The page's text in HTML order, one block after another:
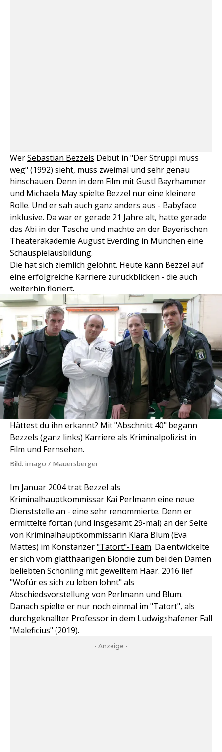
WerSebastian Bezzels Debüt in "Der Struppi muss
weg" (1992) sieht, muss zweimal und sehr genau
hinschauen. Denn in dem Film mit Gustl Bayrhammer
und Michaela May spielte Bezzel nur eine kleinere
Rolle. Und er sah auch ganz anders aus - Babyface
inklusive. Da war er gerade 21 Jahre alt, hatte gerade
das Abi in der Tasche und machte an der Bayerischen
Theaterakademie August Everding in München eine
Schauspielausbildung.
Die hat sich ziemlich gelohnt. Heute kann Bezzel auf
eine erfolgreiche Karriere zurückblicken - die auch
weiterhin floriert.
Hättest du ihn erkannt? Mit "Abschnitt 40" begann
Bezzels (ganz links) Karriere als Kriminalpolizist in
Film und Fernsehen.
Bild: imago / Mauersberger
Im Januar 2004 trat Bezzel als
Kriminalhauptkommissar Kai Perlmann eine neue
Dienststelle an - eine sehr renommierte. Denn er
ermittelte fortan (und insgesamt 29-mal) an der Seite
von Kriminalhauptkommissarin Klara Blum (Eva
Mattes) im Konstanzer"Tatort"-Team. Da entwickelte
er sich vom glatthaarigen Blondie zum bei den Damen
beliebten Schönling mit gewelltem Haar. 2016 lief
"Wofür es sich zu leben lohnt" als
Abschiedsvorstellung von Perlmann und Blum.
Danach spielte er nur noch einmal im "Tatort", als
durchgeknallter Professor in dem Ludwigshafener Fall
"Maleficius" (2019).
- Anzeige -